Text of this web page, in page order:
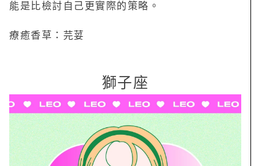
能是比檢討自己更實際的策略。
療癒香草：芫荽
獅子座